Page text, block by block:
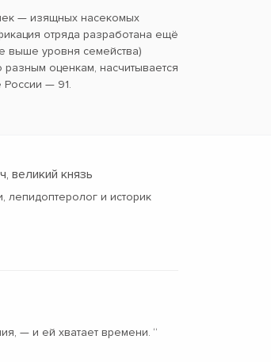
— изящных насекомых
отряда разработана ещё
выше уровня семейства)
оценкам, насчитывается
— 91.
великий князь
лепидоптеролог и историк
— и ей хватает времени. “